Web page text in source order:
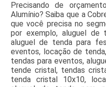
Precisando de
Alumínio? Saiba que a
que você precisa no
por exemplo, aluguel de
aluguel de tenda para
eventos, locação de
tendas para eventos,
tende cristal, tendas
tenda cristal 10x10,